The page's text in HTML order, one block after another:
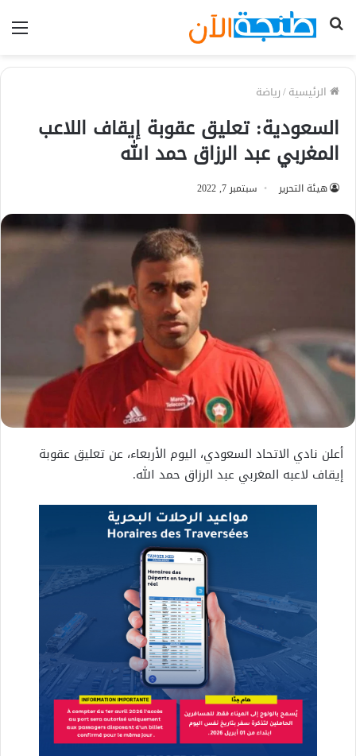
بحث
الرئيسية/رياضة
السعودية: تعليق عقوبة إيقاف اللاعب
المغربي عبد الرزاق حمد الله
هيئة التحرير سبتمبر 7, 2022
أعلن نادي الاتحاد السعودي، اليوم الأربعاء، عن تعليق عقوبة
إيقاف لاعبه المغربي عبد الرزاق حمد الله.